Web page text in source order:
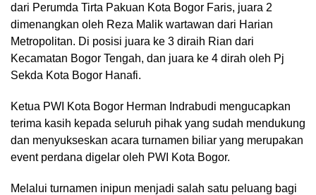
dari Perumda Tirta Pakuan Kota Bogor Faris, juara 2
dimenangkan oleh Reza Malik wartawan dari Harian
Metropolitan. Di posisi juara ke 3 diraih Rian dari
Kecamatan Bogor Tengah, dan juara ke 4 dirah oleh Pj
Sekda Kota Bogor Hanafi.
Ketua PWI Kota Bogor Herman Indrabudi mengucapkan
terima kasih kepada seluruh pihak yang sudah mendukung
dan menyukseskan acara turnamen biliar yang merupakan
event perdana digelar oleh PWI Kota Bogor.
Melalui turnamen inipun menjadi salah satu peluang bagi